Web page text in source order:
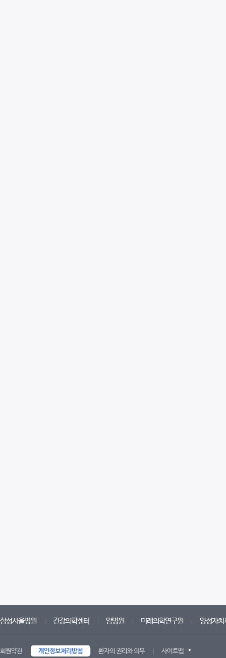
삼성서울병원 건강의학센터 암병원 미래의학연구원 양성자치
회원약관 개인정보처리방침 환자의 권리와 의무 사이트맵